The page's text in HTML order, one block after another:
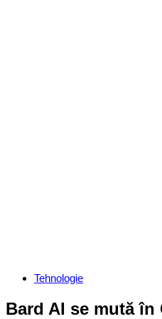
Categories
Tehnologie
Bard AI se mută în